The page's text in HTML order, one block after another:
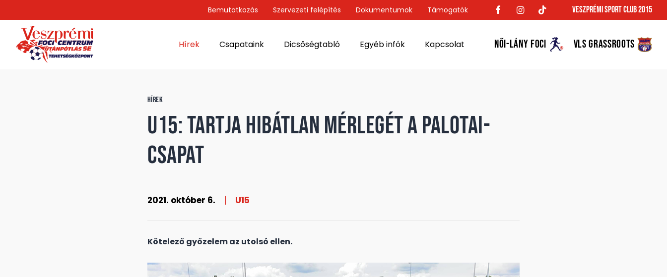
Bemutatkozás Szervezeti felépítés Dokumentumok Támogatók Veszprémi Sport Club 2015
NŐI-LÁNY FOCI VLS GRASSROOTS
Hírek Csapataink Dicsőségtabló Egyéb infók Kapcsolat
HÍREK
U15: Tartja hibátlan mérlegét a Palotai-
csapat
2021. október 6. U15
Kötelező győzelem az utolsó ellen.